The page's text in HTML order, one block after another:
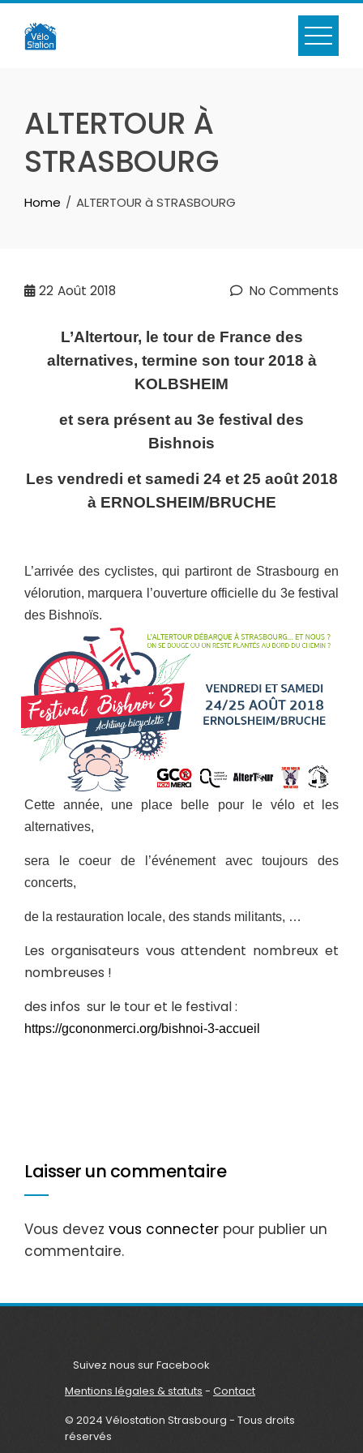
Skip
content
ALTERTOUR À
STRASBOURG
Home ALTERTOUR à STRASBOURG
22 Août 2018 No Comments
L’Altertour, le tour de France des
alternatives, termine son tour 2018 à
KOLBSHEIM
et sera présent au 3e festival des
Bishnois
Les vendredi et samedi 24 et 25 août 2018
à ERNOLSHEIM/BRUCHE
L’arrivée des cyclistes, qui partiront de Strasbourg en
vélorution, marquera l’ouverture officielle du 3e festival
des Bishnoïs.
Cette année, une place belle pour le vélo et les
alternatives,
sera le coeur de l’événement avec toujours des
concerts,
de la restauration locale, des stands militants, …
Les organisateurs vous attendent nombreux et
nombreuses !
des infos sur le tour et le festival :
https://gcononmerci.org/bishnoi-3-accueil
Laisser un commentaire
Vous devez vous connecter pour publier un
commentaire.
Suivez nous sur Facebook
Mentions légales & statuts - Contact
© 2024 Vélostation Strasbourg - Tous droits
réservés